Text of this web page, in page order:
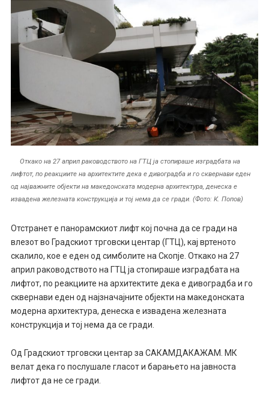
Откако на 27 април раководството на ГТЦ ја стопираше изградбата на
лифтот, по реакциите на архитектите дека е дивоградба и го сквернави еден
од најважните објекти на македонската модерна архитектура, денеска е
извадена железната конструкција и тој нема да се гради. (Фото: К. Попов)
Отстранет е панорамскиот лифт кој почна да се гради на
влезот во Градскиот трговски центар (ГТЦ), кај вртеното
скалило, кое е еден од симболите на Скопје. Откако на 27
април раководството на ГТЦ ја стопираше изградбата на
лифтот, по реакциите на архитектите дека е дивоградба и го
сквернави еден од најзначајните објекти на македонската
модерна архитектура, денеска е извадена железната
конструкција и тој нема да се гради.
Од Градскиот трговски центар за САКАМДАКАЖАМ. МК
велат дека го послушале гласот и барањето на јавноста
лифтот да не се гради.